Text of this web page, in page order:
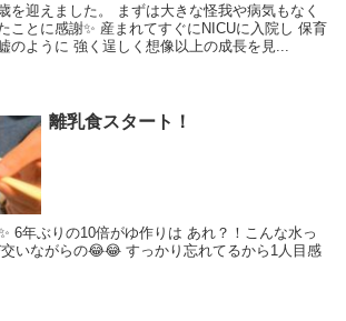
を迎えました。 まずは大きな怪我や病気もなく
ことに感謝✨ 産まれてすぐにNICUに入院し 保育
のように 強く逞しく想像以上の成長を見...
離乳食スタート！
6年ぶりの10倍がゆ作りは あれ？！こんな水っ
いながらの😂😂 すっかり忘れてるから1人目感